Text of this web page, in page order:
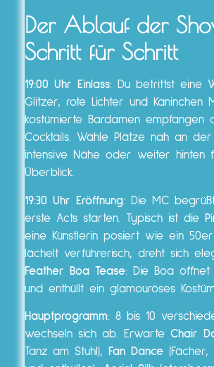
Der Ablauf der
Schritt für Schritt
19:00 Uhr Einlass: Du betrittst eine
Glitzer, rote Lichter und Kaninchen
kostümierte Bardamen empfangen
Cocktails. Wähle Plätze nah an der
intensive Nähe oder weiter hinten
Überblick.
19:30 Uhr Eröffnung: Die MC
erste Acts starten. Typisch ist die
eine Künstlerin posiert wie ein 50er
lächelt verführerisch, dreht sich
Feather Boa Tease: Die Boa öffnet
und enthüllt ein glamouröses
Hauptprogramm: 8 bis 10
wechseln sich ab. Erwarte Chair
Tanz am Stuhl),
Fan Dance